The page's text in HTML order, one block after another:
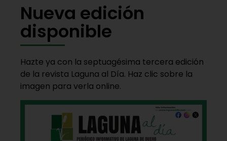
Nueva edición
disponible
Hazte ya con la septuagésima tercera edición
de la revista Laguna al Día. Haz clic sobre la
imagen para verla online.